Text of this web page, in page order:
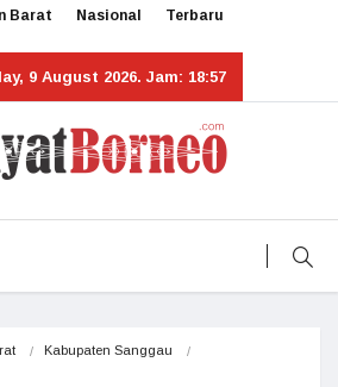
Barat Nasional Terbaru
9 August 2026. Jam: 18:57
Kabupaten Sanggau